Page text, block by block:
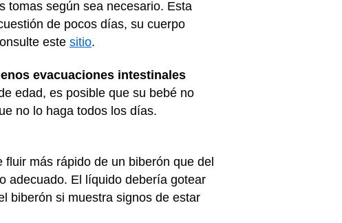
tomas según sea necesario. Esta
de pocos días, su cuerpo
este sitio.
evacuaciones intestinales
edad, es posible que su bebé no
no lo haga todos los días.
más rápido de un biberón que del
adecuado. El líquido debería gotear
biberón si muestra signos de estar